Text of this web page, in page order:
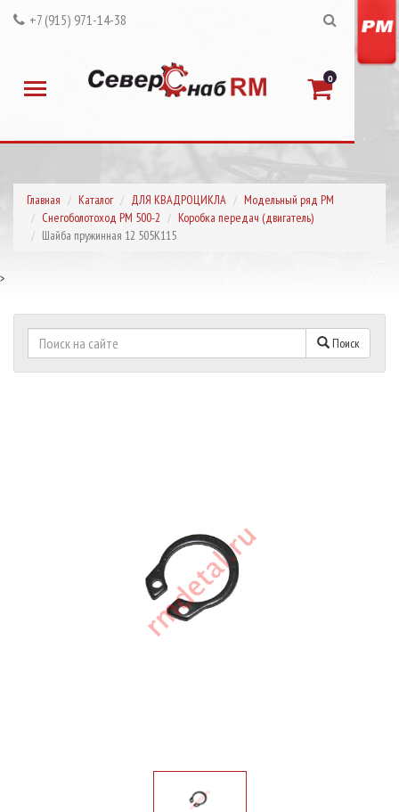
+7 (915) 971-14-38
0
Главная Каталог ДЛЯ КВАДРОЦИКЛА
Модельный ряд РМ
Снегоболотоход РМ 500-2
Коробка передач (двигатель)
Шайба пружинная 12 505K115
>
Поиск